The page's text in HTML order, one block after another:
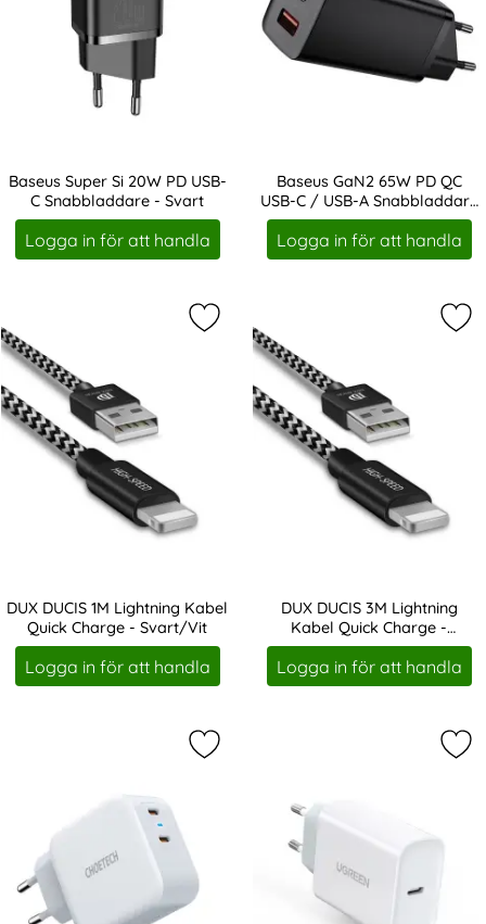
Baseus Super Si 20W PD USB-
C Snabbladdare - Svart
Art. nr 19391
Logga in för att handla
Baseus GaN2 65W PD QC
USB-C / USB-A Snabbladdare
- Svart
Art. nr 19392
Logga in för att handla
DUX DUCIS 1M Lightning Kabel
Quick Charge - Svart/Vit
Art. nr 20439
Logga in för att handla
Markera dUX DUCIS 1M Lightning
DUX DUCIS 3M Lightning
Kabel Quick Charge -
Svart/Vit
Art. nr 20440
Logga in för att handla
Markera choetech 40W 3A 2x